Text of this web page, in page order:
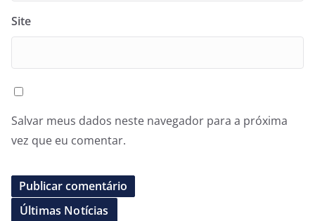
Site
Salvar meus dados neste navegador para a próxima
vez que eu comentar.
Últimas Notícias